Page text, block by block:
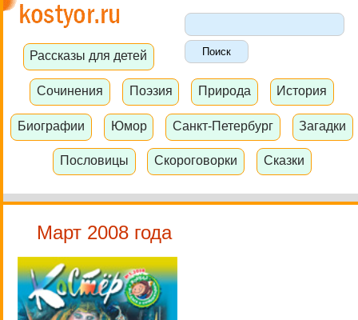
Рассказы для детей
Сочинения Поэзия Природа История
Биографии Юмор Санкт-Петербург Загадки
Пословицы Скороговорки Сказки
Март 2008 года